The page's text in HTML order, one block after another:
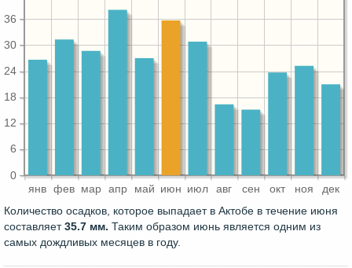
янв фев мар апр май июн июл авг сен окт ноя дек
0
6
12
18
24
30
36
Количество осадков, которое выпадает в Актобе в течение июня
составляет35.7 мм. Таким образом июнь является одним из
самых дождливых месяцев в году.